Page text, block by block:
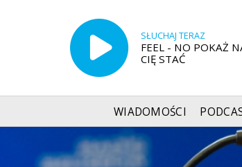
SŁUCHAJ TERAZ
FEEL - NO POKAŻ
CIĘ STAĆ
WIADOMOŚCI